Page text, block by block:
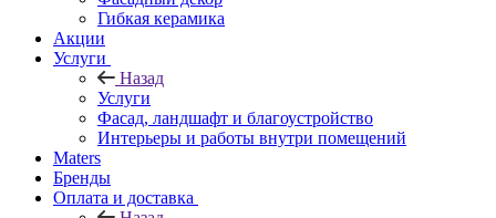
Гибкая керамика
Акции
Услуги
Назад
Услуги
Фасад, ландшафт и благоустройство
Интерьеры и работы внутри помещений
Maters
Бренды
Оплата и доставка